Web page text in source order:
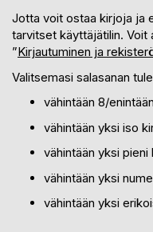
Jotta voit ostaa kirjoja ja
tarvitset käyttäjätilin. Voit
”Kirjautuminen ja
Valitsemasi salasanan
vähintään 8/
vähintään yksi iso
vähintään yksi pieni
vähintään yksi
vähintään yksi